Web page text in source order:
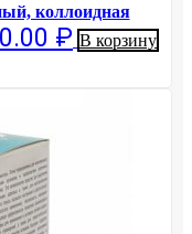
коллоидная
₽ В корзину